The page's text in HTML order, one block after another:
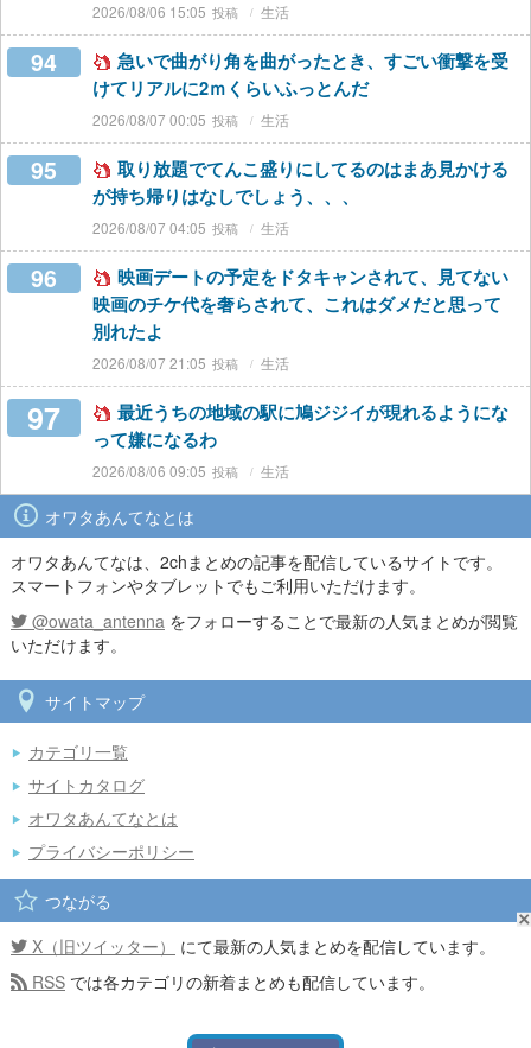
2026/08/06 15:05 生活
94
急いで曲がり角を曲がったとき、すごい衝撃を受
けてリアルに2ｍくらいふっとんだ
2026/08/07 00:05 生活
95
取り放題でてんこ盛りにしてるのはまあ見かける
が持ち帰りはなしでしょう、、、
2026/08/07 04:05 生活
96
映画デートの予定をドタキャンされて、見てない
映画のチケ代を奢らされて、これはダメだと思って
別れたよ
2026/08/07 21:05 生活
97
最近うちの地域の駅に鳩ジジイが現れるようにな
って嫌になるわ
2026/08/06 09:05 生活
オワタあんてなとは
オワタあんてなは、2chまとめの記事を配信しているサイトです。
スマートフォンやタブレットでもご利用いただけます。
@owata_antenna をフォローすることで最新の人気まとめが閲覧
いただけます。
サイトマップ
カテゴリ一覧
サイトカタログ
オワタあんてなとは
プライバシーポリシー
つながる
X（旧ツイッター）
にて最新の人気まとめを配信しています。
RSS では各カテゴリの新着まとめも配信しています。